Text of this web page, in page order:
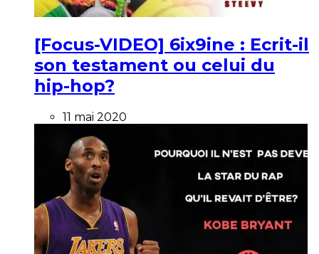
[Focus-VIDEO] 6ix9ine : Ecrit-il
son testament ou celui du
hip-hop?
11 mai 2020